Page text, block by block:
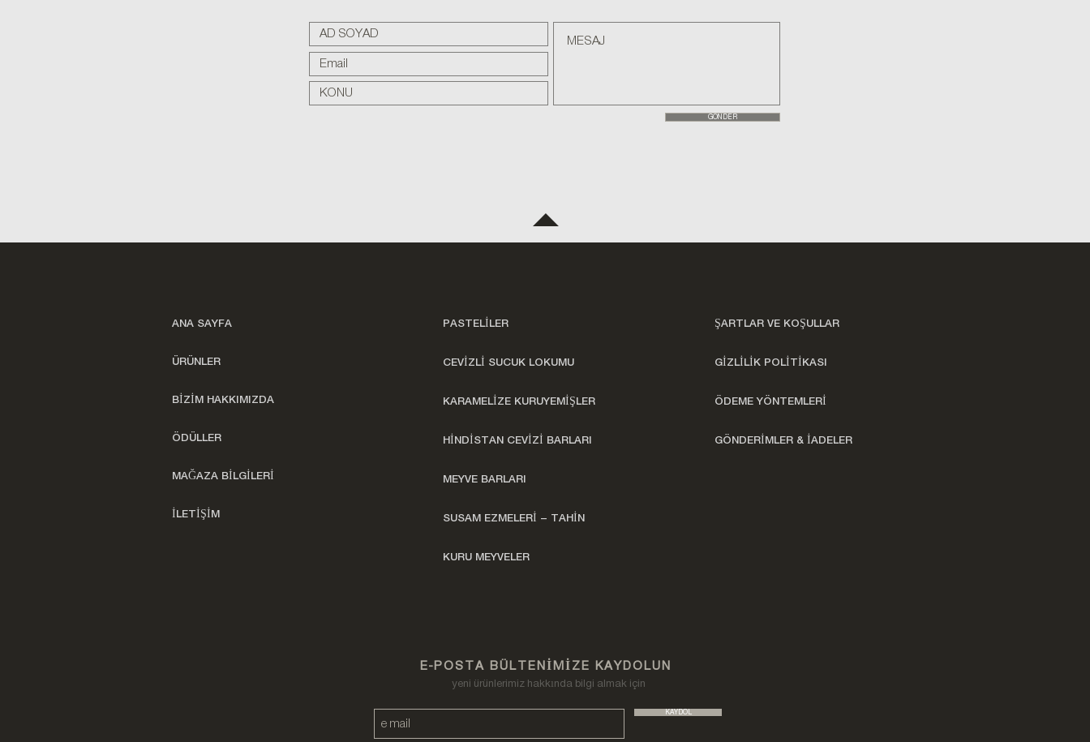
GÖNDER
ANA SAYFA
ÜRÜNLER
BİZİM HAKKIMIZDA
ÖDÜLLER
MAĞAZA BİLGİLERİ
İLETİŞİM
PASTELİLER
CEVİZLİ SUCUK LOKUMU
KARAMELİZE KURUYEMİŞLER
HİNDİSTAN CEVİZİ BARLARI
MEYVE BARLARI
SUSAM EZMELERİ – TAHİN
KURU MEYVELER
ŞARTLAR VE KOŞULLAR
GİZLİLİK POLİTİKASI
ÖDEME YÖNTEMLERİ
GÖNDERİMLER & İADELER
E-POSTA BÜLTENİMİZE KAYDOLUN
yeni ürünlerimiz hakkında bilgi almak için
KAYDOL